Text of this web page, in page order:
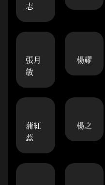
志
張月
敏
楊耀
蒲紅
蕊
楊之